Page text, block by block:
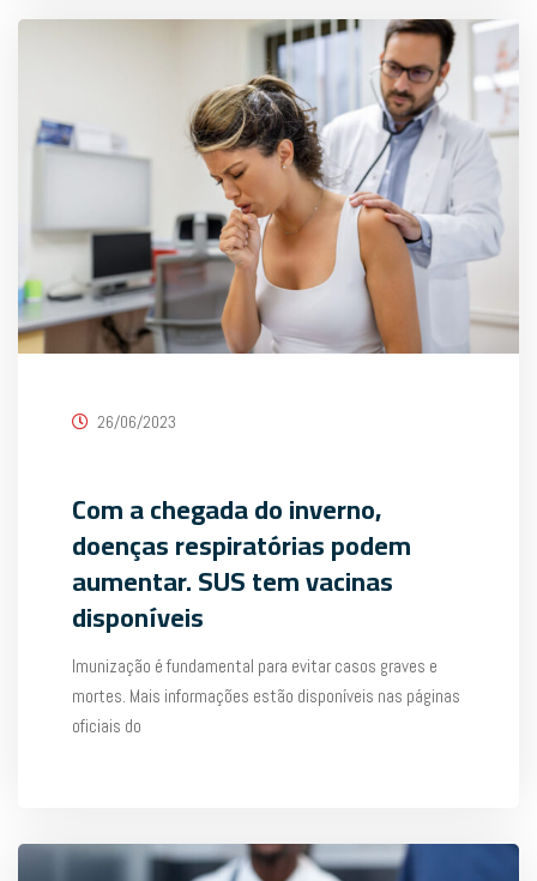
26/06/2023
Com a chegada do inverno,
doenças respiratórias podem
aumentar. SUS tem vacinas
disponíveis
Imunização é fundamental para evitar casos graves e
mortes. Mais informações estão disponíveis nas páginas
oficiais do